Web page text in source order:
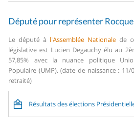
Député pour représenter
Le député à l'Assemblée Nationale de
législative est Lucien Degauchy élu au
57,85% avec la nuance politique
Populaire (UMP). (date de naissance :
retraité)
Résultats des élections